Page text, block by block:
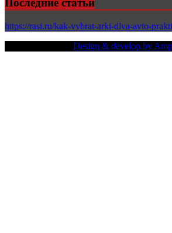
https://rasi.ru/kak-vybrat-arki-dlya-avto-
Design & develop by